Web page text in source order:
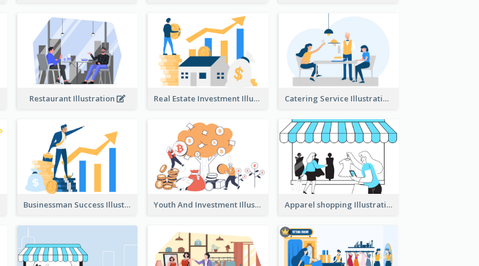
Restaurant Illustration Real Estate Investment Illustration Catering Service Illustration
Businessman Success Illustration Youth And Investment Illustration Apparel shopping Illustration